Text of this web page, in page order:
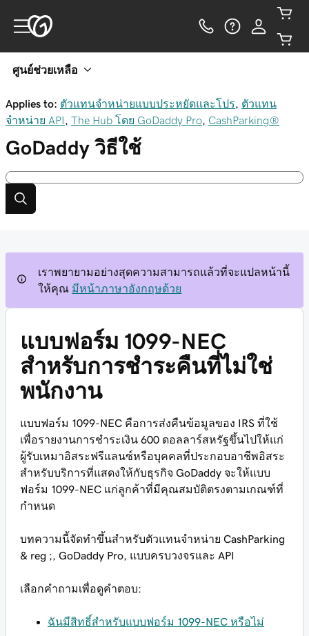
ศูนย์ช่วยเหลือ
Applies to: ตัวแทนจำหน่ายแบบประหยัดและโปร
ตัวแทน
จำหน่าย API
The Hub โดย GoDaddy Pro CashParking®
GoDaddy วิธีใช้
เราพยายามอย่างสุดความสามารถแล้วที่จะแปลหน้านี้
ให้คุณ มีหน้าภาษาอังกฤษด้วย
แบบฟอร์ม 1099-NEC
สำหรับการชำระคืนที่ไม่ใช่
พนักงาน
แบบฟอร์ม 1099-NEC คือการส่งคืนข้อมูลของ IRS ที่ใช้
เพื่อรายงานการชำระเงิน 600 ดอลลาร์สหรัฐขึ้นไปให้แก่
ผู้รับเหมาอิสระฟรีแลนซ์หรือบุคคลที่ประกอบอาชีพอิสระ
สำหรับบริการที่แสดงให้กับธุรกิจ GoDaddy จะให้แบบ
ฟอร์ม 1099-NEC แก่ลูกค้าที่มีคุณสมบัติตรงตามเกณฑ์ที่
กำหนด
บทความนี้จัดทำขึ้นสำหรับตัวแทนจำหน่าย CashParking
& reg ;, GoDaddy Pro, แบบครบวงจรและ API
เลือกคำถามเพื่อดูคำตอบ:
ฉันมีสิทธิ์สำหรับแบบฟอร์ม 1099-NEC หรือไม่